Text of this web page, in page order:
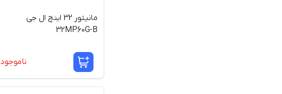
مانیتور 32 اینچ ال ‌جی
32MP60G-B
ناموجود